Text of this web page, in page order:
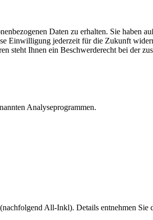
Daten zu erhalten. Sie haben
Einwilligung jederzeit für die Zukunft
steht Ihnen ein Beschwerderecht bei der
Analyseprogrammen.
All-Inkl). Details entnehmen Sie